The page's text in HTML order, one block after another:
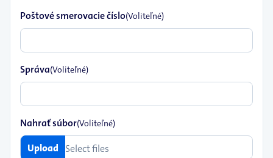
Poštové smerovacie číslo(Voliteľné)
Správa(Voliteľné)
Nahrať súbor(Voliteľné)
Upload Select files